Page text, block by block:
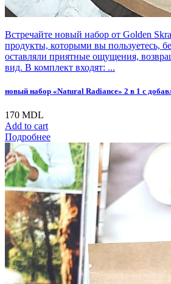
Встречайте новый набор от Golden
продукты, которыми вы пользуетесь,
оставляли приятные ощущения,
вид. В комплект входят: ...
новый набор «Natural Radiance» 2 в 1 с
170 MDL
Add to cart
Подробнее